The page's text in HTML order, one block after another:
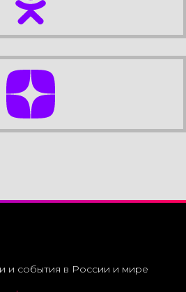
и события в России и мире